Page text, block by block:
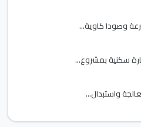
وصودا كاوية...
واستبدال...